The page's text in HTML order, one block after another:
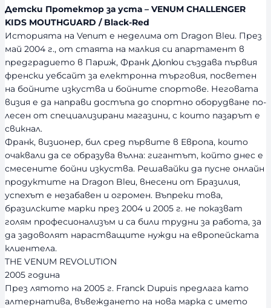
ч
н
о
т
Детски Протектор за уста – VENUM CHALLENGER
KIDS MOUTHGUARD / Black-Red
Историята на Venum е неделима от Dragon Bleu. През
май 2004 г., от стаята на малкия си апартамент в
предградието в Париж, Франк Дюпюи създава първия
френски уебсайт за електронна търговия, посветен
на бойните изкуства и бойните спортове. Неговата
визия е да направи достъпа до спортно оборудване по-
лесен от специализирани магазини, с които пазарът е
свикнал.
Франк, визионер, бил сред първите в Европа, които
очаквали да се образува вълна: гигантът, който днес е
смесените бойни изкуства. Решавайки да пусне онлайн
продуктите на Dragon Bleu, внесени от Бразилия,
успехът е незабавен и огромен. Въпреки това,
бразилските марки през 2004 и 2005 г. не показват
голям професионализъм и са били трудни за работа, за
да задоволят нарастващите нужди на европейската
клиентела.
THE VENUM REVOLUTION
2005 година
През лятото на 2005 г. Franck Dupuis предлага като
алтернатива, въвеждането на нова марка с името